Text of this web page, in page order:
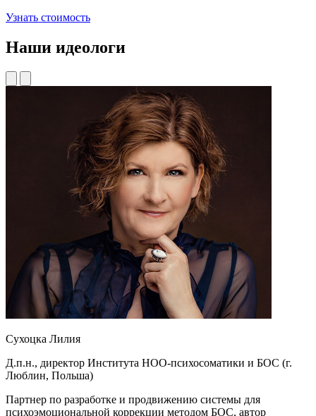
Узнать стоимость
Наши идеологи
Сухоцка Лилия
Д.п.н., директор Института НОО-психосоматики и БОС (г.
Люблин, Польша)
Партнер по разработке и продвижению системы для
психоэмоциональной коррекции методом БОС, автор